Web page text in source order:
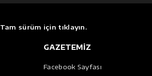
Tam sürüm için tıklayın.
GAZETEMİZ
Facebook Sayfası